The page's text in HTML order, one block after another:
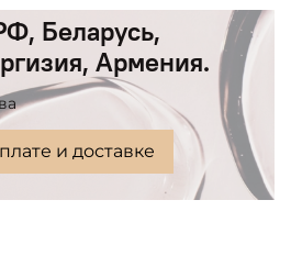
Беларусь,
Армения.
и доставке